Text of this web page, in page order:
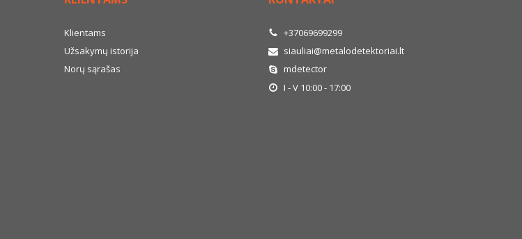
Klientams
Užsakymų istorija
Norų sąrašas
+37069699299
siauliai@metalodetektoriai.lt
mdetector
I - V 10:00 - 17:00